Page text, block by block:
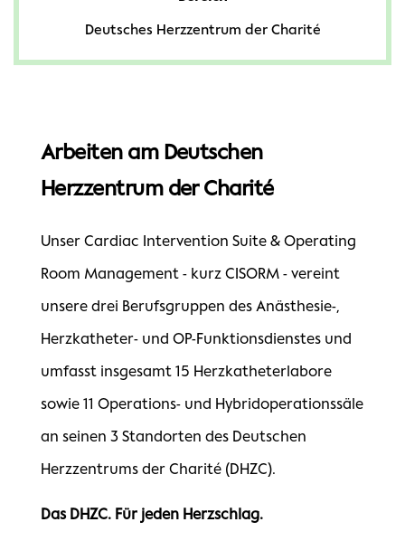
Deutsches Herzzentrum der Charité
Arbeiten am Deutschen
Herzzentrum der Charité
Unser Cardiac Intervention Suite & Operating
Room Management - kurz CISORM - vereint
unsere drei Berufsgruppen des Anästhesie-,
Herzkatheter- und OP-Funktionsdienstes und
umfasst insgesamt 15 Herzkatheterlabore
sowie 11 Operations- und Hybridoperationssäle
an seinen 3 Standorten des Deutschen
Herzzentrums der Charité (DHZC).
Das DHZC. Für jeden Herzschlag.